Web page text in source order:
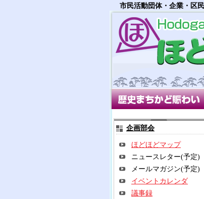
市民活動団体・企業・区
企画部会
ほどほどマップ
ニュースレター(予定)
メールマガジン(予定)
イベントカレンダ
議事録